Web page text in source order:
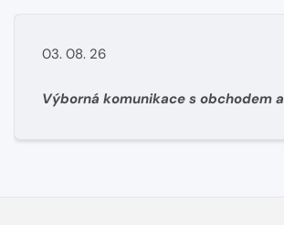
03. 08. 26
Výborná komunikace s obchodem a